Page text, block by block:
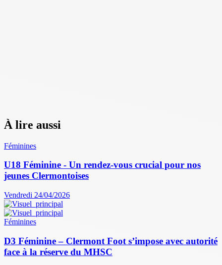
À lire aussi
Féminines
U18 Féminine - Un rendez-vous crucial pour nos
jeunes Clermontoises
Vendredi 24/04/2026
Féminines
D3 Féminine – Clermont Foot s’impose avec autorité
face à la réserve du MHSC